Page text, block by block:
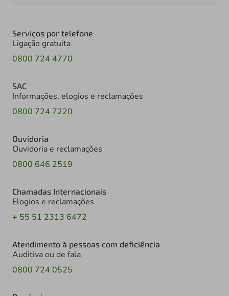
Serviços por telefone
Ligação gratuita
0800 724 4770
SAC
Informações, elogios e reclamações
0800 724 7220
Ouvidoria
Ouvidoria e reclamações
0800 646 2519
Chamadas Internacionais
Elogios e reclamações
+ 55 51 2313 6472
Atendimento à pessoas com deficiência
Auditiva ou de fala
0800 724 0525